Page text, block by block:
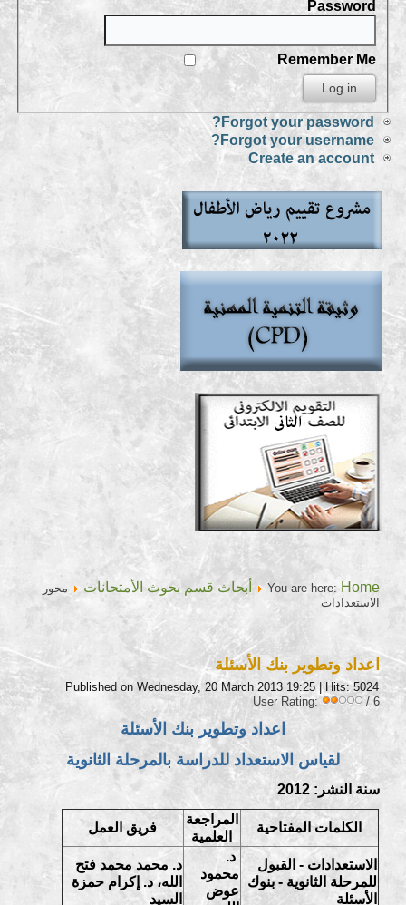
Password
Remember Me
Forgot your password?
Forgot your username?
Create an account
You are here: Home أبحاث قسم بحوث الأمتحانات
محور
الاستعدادات
اعداد وتطوير بنك الأسئلة
Published on Wednesday, 20 March 2013 19:25| Hits: 5024
User Rating:
/ 6
اعداد وتطوير بنك الأسئلة
لقياس الاستعداد للدراسة بالمرحلة الثانوية
سنة النشر: 2012
الكلمات المفتاحية
المراجعة
العلمية
فريق العمل
الاستعدادات - القبول
للمرحلة الثانوية - بنوك
الأسئلة
د.
محمود
عوض
د. محمد محمد فتح
الله، د. إكرام حمزة
السيد